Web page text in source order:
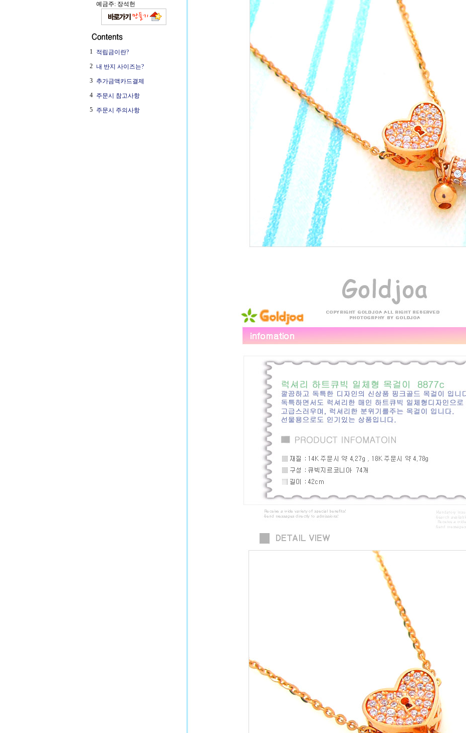
예금주: 장석헌
1 적립금이란?
2 내 반지 사이즈는?
3 추가금액카드결제
4 주문시 참고사항
5 주문시 주의사항